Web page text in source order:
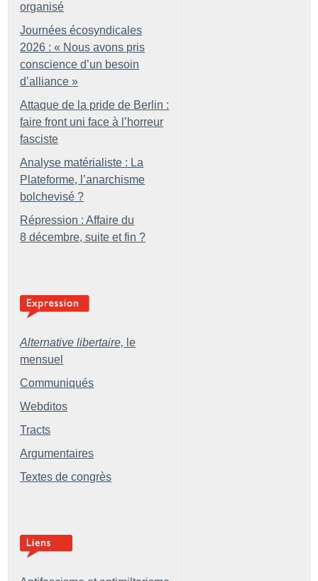
organisé
Journées écosyndicales
2026 : « Nous avons pris
conscience d’un besoin
d’alliance »
Attaque de la pride de Berlin :
faire front uni face à l’horreur
fasciste
Analyse matérialiste : La
Plateforme, l’anarchisme
bolchevisé ?
Répression : Affaire du
8 décembre, suite et fin ?
Alternative libertaire, le
mensuel
Communiqués
Webditos
Tracts
Argumentaires
Textes de congrès